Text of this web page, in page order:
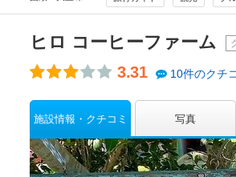
ヒロ コーヒーファーム
3.31 10件のクチ
施設情報・クチコミ 写真